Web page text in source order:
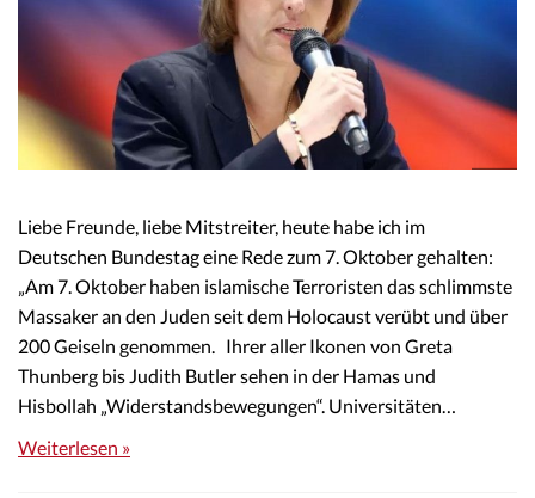
Liebe Freunde, liebe Mitstreiter, heute habe ich im
Deutschen Bundestag eine Rede zum 7. Oktober gehalten:
„Am 7. Oktober haben islamische Terroristen das schlimmste
Massaker an den Juden seit dem Holocaust verübt und über
200 Geiseln genommen. Ihrer aller Ikonen von Greta
Thunberg bis Judith Butler sehen in der Hamas und
Hisbollah „Widerstandsbewegungen“. Universitäten…
Weiterlesen »